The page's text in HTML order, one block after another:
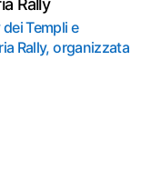
Rally
Templi e
Rally, organizzata